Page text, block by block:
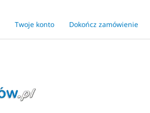
Twoje konto Dokończ zamówienie